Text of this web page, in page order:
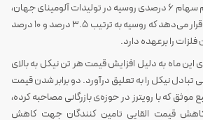
از دست دادن بخشی یا تمام سهام 6 درصدی روسیه در تولیدات آلومینای جهان،
آن را هم‌ردیف مس و نیکل قرار می‌دهد که روسیه به ترتیب 3.5 درصد و 10 درصد
را برعهده دارد.
این ماه به دلیل افزایش قیمت هر تن نیکل به بالای
تبادل نیکل را به تعلیق درآورد. دو برابر شدن قیمت
که با رویترز در حوزه‌ی بازرگانی مصاحبه کرده،
کاهش قیمت القایی تامین کنندگان جهت کاهش